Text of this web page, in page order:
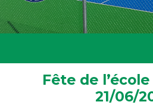
Fête de
21/06/